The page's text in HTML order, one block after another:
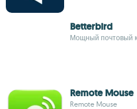
Betterbird
Мощный почтовый
Remote Mouse
Remote Mouse